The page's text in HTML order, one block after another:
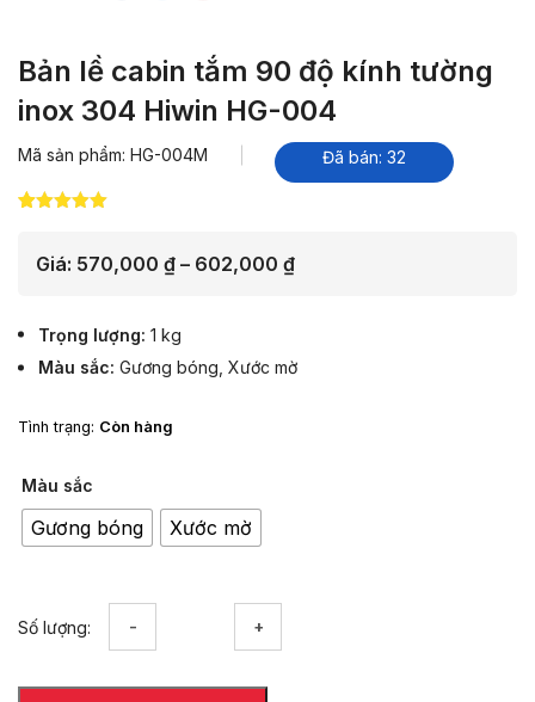
Bản lề cabin tắm 90 độ kính tường
inox 304 Hiwin HG-004
Mã sản phẩm: HG-004M Đã bán: 32
đánh giá
Giá: 570,000 ₫ – 602,000 ₫Khoảng
đến
Trọng lượng 1 kg
Màu sắc Gương bóng Xước mờ
Tình trạng: Còn hàng
Màu sắc
Gương bóng Xước mờ
Số lượng:
tắm